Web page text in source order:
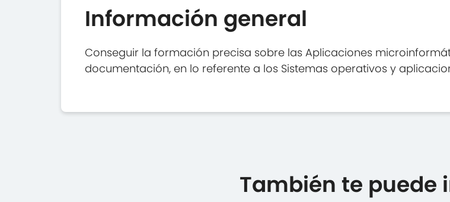
Información general
Conseguir la formación precisa sobre las Aplicaciones
documentación, en lo referente a los Sistemas operativos y
También te puede